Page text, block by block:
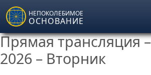
Skip to main content
НЕПОКОЛЕБИМОЕ
ОСНОВАНИЕ
Прямая трансляция
2026 – Вторник